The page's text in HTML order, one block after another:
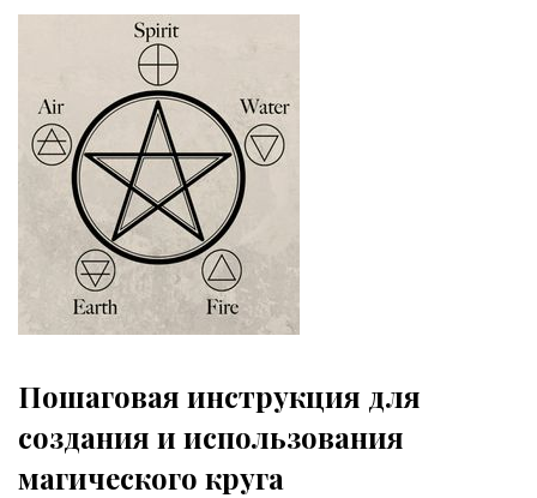
Пошаговая инструкция для
создания и использования
магического круга